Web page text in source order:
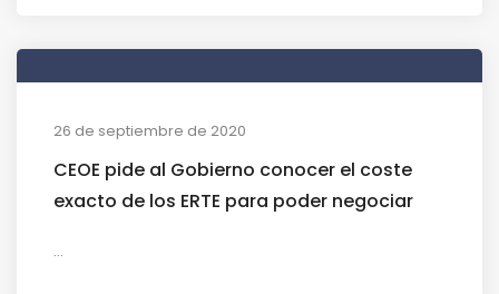
26 de septiembre de 2020
CEOE pide al Gobierno conocer el coste
exacto de los ERTE para poder negociar
...